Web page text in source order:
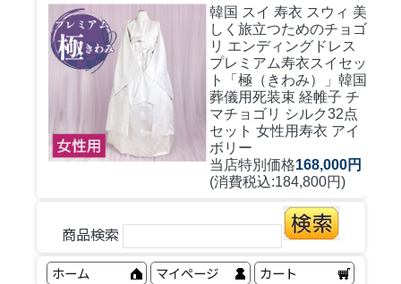
韓国 スイ 寿衣 スウィ 美
しく旅立つためのチョゴ
リ エンディングドレス
プレミアム寿衣スイセッ
ト「極（きわみ）」韓国
葬儀用死装束 経帷子 チ
マチョゴリ シルク32点
セット 女性用寿衣 アイ
ボリー
当店特別価格168,000円
(消費税込:184,800円)
商品検索
ホーム マイページ カート